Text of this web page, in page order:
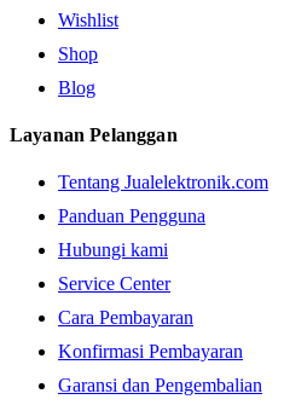
Wishlist
Shop
Blog
Layanan Pelanggan
Tentang Jualelektronik.com
Panduan Pengguna
Hubungi kami
Service Center
Cara Pembayaran
Konfirmasi Pembayaran
Garansi dan Pengembalian